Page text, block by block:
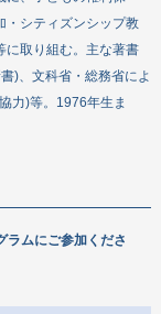
・シティズンシップ教
に取り組む。主な著書
)、文科省・総務省によ
力)等。1976年生ま
ムにご参加くださ